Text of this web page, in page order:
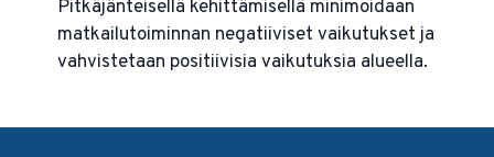
Pitkäjänteisellä kehittämisellä minimoidaan
matkailutoiminnan negatiiviset vaikutukset ja
vahvistetaan positiivisia vaikutuksia alueella.